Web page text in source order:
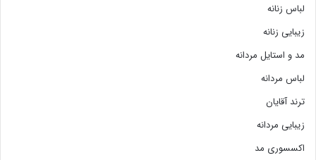
لباس زنانه
زیبایی زنانه
مد و استایل مردانه
لباس مردانه
ترند آقایان
زیبایی مردانه
اکسسوری مد